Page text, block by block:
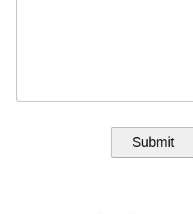
TEL:052-957-7377(平日
e-mail:nakano@mega-